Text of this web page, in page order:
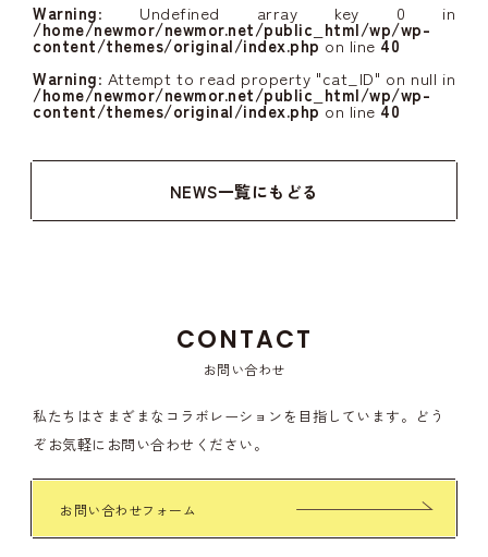
Warning: Undefined array key 0 in
/home/newmor/newmor.net/public_html/wp/wp-
content/themes/original/index.phpon line 40
Warning: Attempt to read property "cat_ID" on null in
/home/newmor/newmor.net/public_html/wp/wp-
content/themes/original/index.phpon line 40
NEWS一覧にもどる
CONTACT
お問い合わせ
私たちはさまざまなコラボレーションを目指しています。 どう
ぞお気軽にお問い合わせください。
お問い合わせフォーム